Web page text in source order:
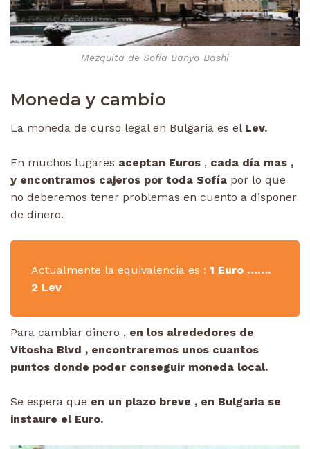
Mezquita de Sofía Banya Bashi
Moneda y cambio
La moneda de curso legal en Bulgaria es el Lev.
En muchos lugares aceptan Euros , cada día mas ,
y encontramos cajeros por toda Sofía por lo que
no deberemos tener problemas en cuento a disponer
de dinero.
Actualmente la equivalencia es : 1 Euro …….
2 Lev
Para cambiar dinero , en los alrededores de
Vitosha Blvd , encontraremos unos cuantos
puntos donde poder conseguir moneda local.
Se espera que en un plazo breve , en Bulgaria se
instaure el Euro.